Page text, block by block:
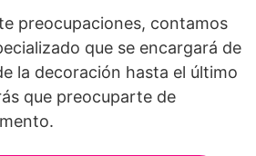
preocupaciones, contamos
que se encargará de
la decoración hasta el último
que preocuparte de